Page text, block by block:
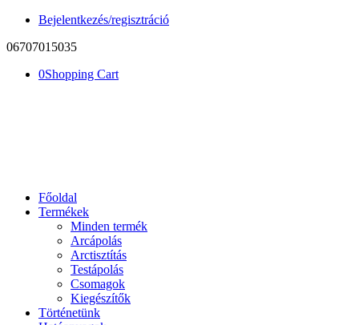
Bejelentkezés/regisztráció
06707015035
0Shopping Cart
Főoldal
Termékek
Minden termék
Arcápolás
Arctisztítás
Testápolás
Csomagok
Kiegészítők
Történetünk